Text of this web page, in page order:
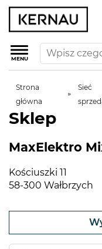
MENU
Strona
główna
Sieć
Sklep
MaxElektro
Kościuszki 11
58-300 Wałbrzych
−